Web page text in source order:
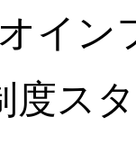
イン
度ス